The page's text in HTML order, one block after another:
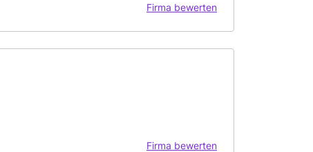
Firma bewerten
Firma bewerten